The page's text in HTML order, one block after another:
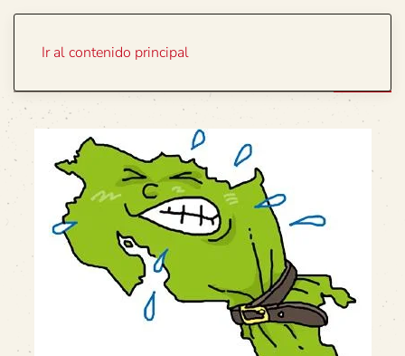
Ir al contenido principal